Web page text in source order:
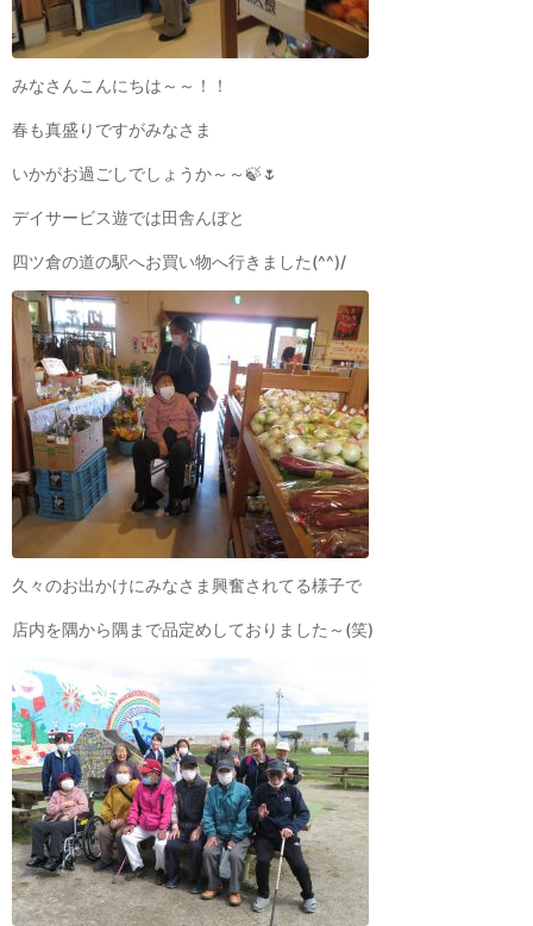
みなさんこんにちは～～！！
春も真盛りですがみなさま
いかがお過ごしでしょうか～～🍃🌷
デイサービス遊では田舎んぼと
四ツ倉の道の駅へお買い物へ行きました(^^)/
久々のお出かけにみなさま興奮されてる様子で
店内を隅から隅まで品定めしておりました～(笑)